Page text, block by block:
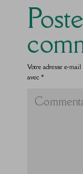
Votre adresse e-
avec *